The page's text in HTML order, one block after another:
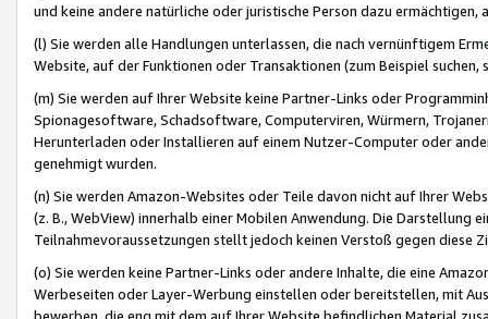
und keine andere natürliche oder juristische Person dazu
(l) Sie werden alle Handlungen unterlassen, die nach vernünftigem
Website, auf der Funktionen oder Transaktionen (zum Beispiel
(m) Sie werden auf Ihrer Website keine Partner-Links oder
Spionagesoftware, Schadsoftware, Computerviren, Würmern,
Herunterladen oder Installieren auf einem Nutzer-Computer oder
genehmigt wurden.
(n) Sie werden Amazon-Websites oder Teile davon nicht auf Ihrer
(z. B., WebView) innerhalb einer Mobilen Anwendung. Die Darstellung
Teilnahmevoraussetzungen stellt jedoch keinen Verstoß gegen diese
(o) Sie werden keine Partner-Links oder andere Inhalte, die eine
Werbeseiten oder Layer-Werbung einstellen oder bereitstellen, mit
bewerben, die eng mit dem auf Ihrer Website befindlichen Material